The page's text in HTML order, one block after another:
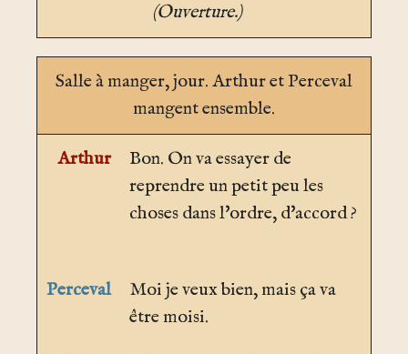
(Ouverture.)
Salle à manger, jour. Arthur et Perceval
mangent ensemble.
Arthur
Bon. On va essayer de
reprendre un petit peu les
choses dans l'ordre, d'accord ?
Perceval
Moi je veux bien, mais ça va
être moisi.